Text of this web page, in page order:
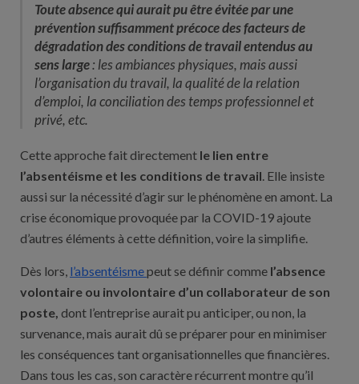
Toute absence qui aurait pu être évitée par une
prévention suffisamment précoce des facteurs de
dégradation des conditions de travail entendus au
sens large: les ambiances physiques, mais aussi
l’organisation du travail, la qualité de la relation
d’emploi, la conciliation des temps professionnel et
privé, etc.
Cette approche fait directement le lien entre
l’absentéisme et les conditions de travail. Elle insiste
aussi sur la nécessité d’agir sur le phénomène en amont. La
crise économique provoquée par la COVID-19 ajoute
d’autres éléments à cette définition, voire la simplifie.
Dès lors, l’absentéismepeut se définir comme l’absence
volontaire ou involontaire d’un collaborateur de son
poste, dont l’entreprise aurait pu anticiper, ou non, la
survenance, mais aurait dû se préparer pour en minimiser
les conséquences tant organisationnelles que financières.
Dans tous les cas, son caractère récurrent montre qu’il